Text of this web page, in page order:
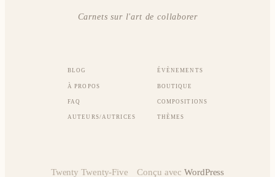
Carnets sur l'art de collaborer
BLOG
À PROPOS
FAQ
AUTEURS/AUTRICES
ÉVÈNEMENTS
BOUTIQUE
COMPOSITIONS
THÈMES
Twenty Twenty-Five Conçu avecWordPress